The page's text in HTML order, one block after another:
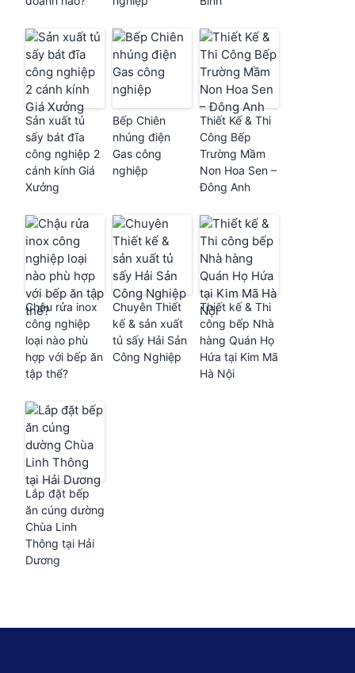
Sản xuất tủ
sấy bát đĩa
công nghiệp 2
cánh kính Giá
Xưởng
Bếp Chiên
nhúng điện
Gas công
nghiệp
Thiết Kế & Thi
Công Bếp
Trường Mầm
Non Hoa Sen –
Đông Anh
Chậu rửa inox
công nghiệp
loại nào phù
hợp với bếp ăn
tập thể?
Chuyên Thiết
kế & sản xuất
tủ sấy Hải Sản
Công Nghiệp
Thiết kế & Thi
công bếp Nhà
hàng Quán Họ
Hứa tại Kim Mã
Hà Nội
Lắp đặt bếp
ăn cúng dường
Chùa Linh
Thông tại Hải
Dương